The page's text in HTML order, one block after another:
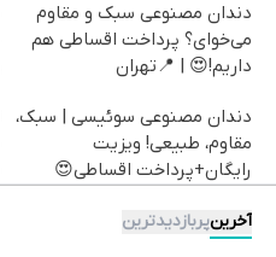
دندان مصنوعی سبک و مقاوم
می‌خوای؟ پرداخت اقساطی هم
داریم!😍 | 📍تهران
دندان مصنوعی سوئیسی | سبک،
مقاوم، طبیعی! ویزیت
رایگان+پرداخت اقساطی😍
آخرینپربازدیدترین